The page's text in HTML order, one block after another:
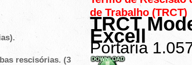
rescisórias. (3
de Trabalho (TRCT)
TRCT
Excell
Portaria